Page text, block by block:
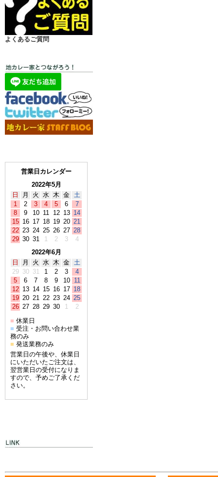
よくあるご質問
営業日カレンダー
2022年5月
日
月 火 水 木 金 土
1
2 3 4 5 6
7
8
9 10 11 12 13 14
15 16 17 18 19 20 21
22 23 24 25 26 27 28
29 30 31 1 2 3
4
2022年6月
日
月 火 水 木 金 土
29 30 31 1 2 3
4
5
6 7 8 9 10
11
12 13 14 15 16 17 18
19 20 21 22 23 24 25
26 27 28 29 30 1 2
■ 休業日
■ 受注・お問い合わせ業
務のみ
■ 発送業務のみ
営業日の午後や、休業日
にいただいたご注文は、
翌営業日の受付になりま
すので、予めご了承くだ
さい。